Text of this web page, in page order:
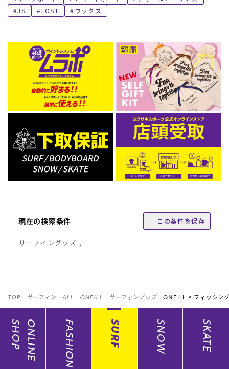
ムラサキスポーツ 公式アプリ
ポイント・クーポンもこのアプリで！
JS
LOST ワックス
現在の検索条件 この条件を保存
サーフィングッズ ,
TOP サーフィン ALL ONEILL サーフィングッズ ONEILL × フィッシン
ONLINE
SHOP FASHION SURF SNOW SKATE